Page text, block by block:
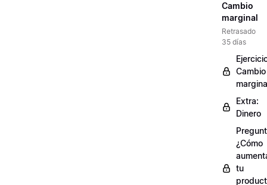
Cambio
marginal
Retrasado
35 días
Cambio
Extra:
Dinero
¿Cómo
tu